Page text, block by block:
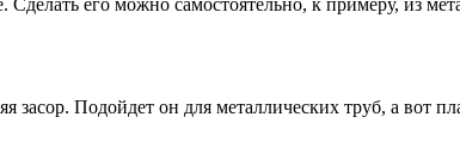
Сделать его можно самостоятельно, к примеру, из
засор. Подойдет он для металлических труб, а вот